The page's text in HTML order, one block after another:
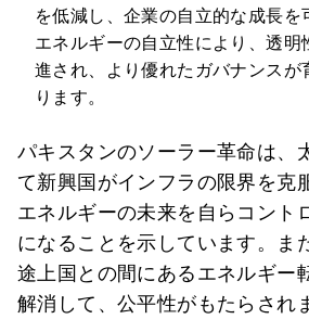
を低減し、企業の自立的な成長を
エネルギーの自立性により、透明
進され、より優れたガバナンスが
ります。
パキスタンのソーラー革命は、
て新興国がインフラの限界を克
エネルギーの未来を自らコント
になることを示しています。ま
途上国との間にあるエネルギー
解消して、公平性がもたらされ